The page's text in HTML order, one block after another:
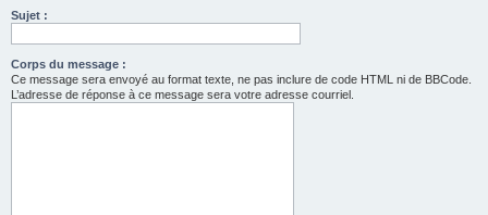
Sujet :
Corps du message :
Ce message sera envoyé au format texte, ne pas inclure de code HTML ni de BBCode.
L’adresse de réponse à ce message sera votre adresse courriel.